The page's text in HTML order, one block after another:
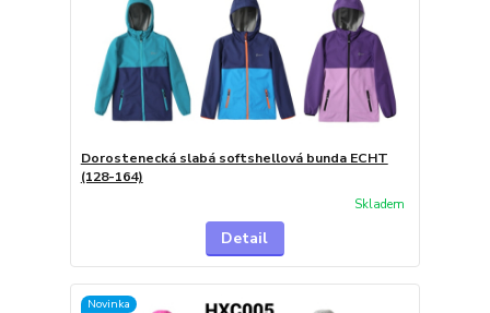
Dorostenecká slabá softshellová bunda ECHT
(128-164)
Skladem
Detail
Novinka